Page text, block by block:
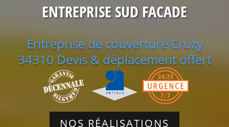
ENTREPRISE SUD FACADE
Entreprise de couverture Cruzy
34310 Devis & déplacement offert
NOS RÉALISATIONS